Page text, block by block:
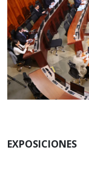
EXPOSICIONES